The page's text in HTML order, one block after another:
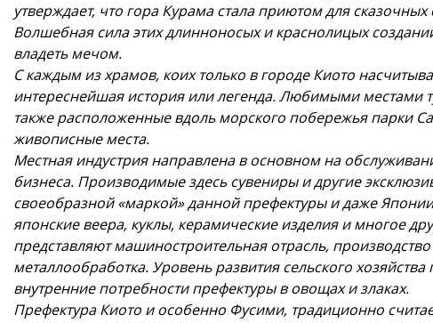
утверждает, что гора Курама стала приютом для сказочных
Волшебная сила этих длинноносых и краснолицых
владеть мечом.
С каждым из храмов, коих только в городе Киото
интереснейшая история или легенда. Любимыми местами
также расположенные вдоль морского побережья парки
живописные места.
Местная индустрия направлена в основном на
бизнеса. Производимые здесь сувениры и другие
своеобразной «маркой» данной префектуры и даже
японские веера, куклы, керамические изделия и многое
представляют машиностроительная отрасль,
металлообработка. Уровень развития сельского хозяйства
внутренние потребности префектуры в овощах и злаках.
Префектура Киото и особенно Фусими, традиционно